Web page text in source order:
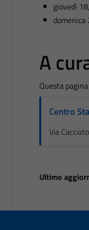
giovedì
A
Questa
Centro
Via
Ultimo